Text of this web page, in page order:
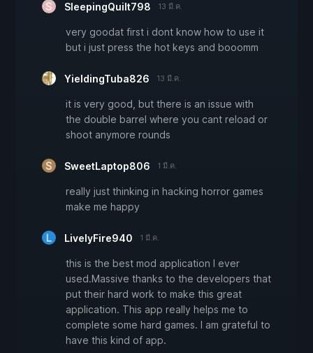
SleepingQuilt798 13 มี.ค.
very goodat first i dont know how to use it
but i just press the hot keys and booomm
YieldingTuba826 13 มี.ค.
it is very good, but there is an issue with
the double barrel where you cant reload or
shoot anymore rounds
SweetLaptop806 1 มี.ค.
really just thinking in hacking horror games
make me happy
LivelyFire940 1 มี.ค.
this is the best mod application I ever
used.Massive thanks to the developers that
put their hard work to make this great
application. This app really helps me to
complete some hard games. I am grateful to
have this kind of app.